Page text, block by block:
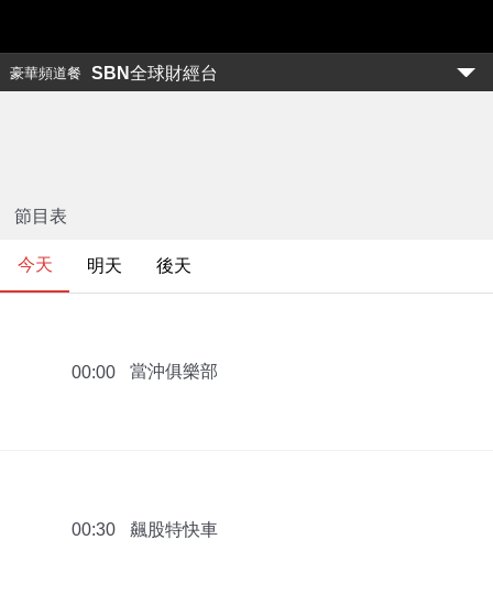
豪華頻道餐 SBN全球財經台
節目表
今天 明天 後天
00:00 當沖俱樂部
00:30 飆股特快車